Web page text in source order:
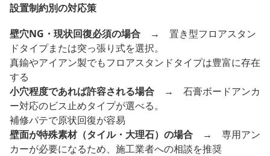
設置制約別の対応策
壁穴NG・現状回復必須の場合 → 置き型フロアスタン
ドタイプまたは突っ張り式を選択。
真鍮やアイアン製でもフロアスタンドタイプは豊富に存在
する
小穴程度であれば許容される場合 → 石膏ボードアンカ
ー対応のビス止めタイプが選べる。
補修パテで原状回復が容易
壁面が特殊素材（タイル・大理石）の場合 → 専用アン
カーが必要になるため、施工業者への相談を推奨